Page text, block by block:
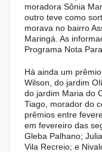
moradora Sônia
outro teve como
morava no bairro
Maringá. As
Programa Nota
Há ainda um
Wilson, do jardim
do jardim Maria do
Tiago, morador do
prêmios entre
em fevereiro das
Gleba Palhano;
Vila Recreio; e